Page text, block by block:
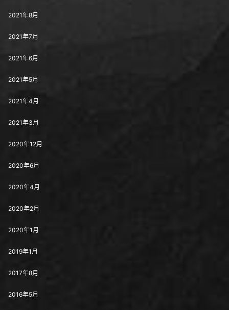
2021年8月
2021年7月
2021年6月
2021年5月
2021年4月
2021年3月
2020年12月
2020年6月
2020年4月
2020年2月
2020年1月
2019年1月
2017年8月
2016年5月